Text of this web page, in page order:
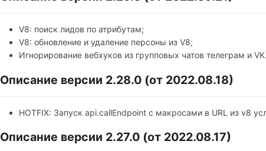
V8: поиск лидов по атрибутам;
V8: обновление и удаление персоны из V8;
Игнорирование вебхуков из групповых чатов телеграм и VK.
Описание версии 2.28.0 (от 2022.08.18)
HOTFIX: Запуск api.callEndpoint c макросами в URL из v8
Описание версии 2.27.0 (от 2022.08.17)